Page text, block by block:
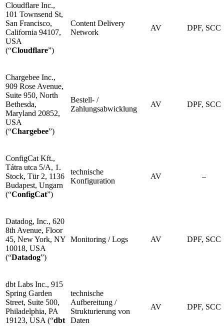
Cloudflare Inc.,
101 Townsend St,
San Francisco,
California 94107,
USA
(“Cloudflare”)
Content Delivery
Network
AV DPF, SCC
Chargebee Inc.,
909 Rose Avenue,
Suite 950, North
Bethesda,
Maryland 20852,
USA
(“Chargebee”)
Bestell- /
Zahlungsabwicklung
AV DPF, SCC
ConfigCat Kft.,
Tátra utca 5/A, 1.
Stock, Tür 2, 1136
Budapest, Ungarn
(“ConfigCat”)
technische
Konfiguration
AV –
Datadog, Inc., 620
8th Avenue, Floor
45, New York, NY
10018, USA
(“Datadog”)
Monitoring / Logs AV DPF, SCC
dbt Labs Inc., 915
Spring Garden
Street, Suite 500,
Philadelphia, PA
19123, USA (“dbt
technische
Aufbereitung /
Strukturierung von
Daten
AV DPF, SCC